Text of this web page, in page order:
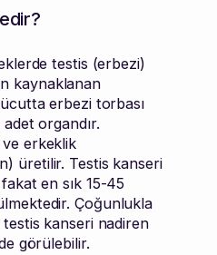
testis (erbezi)
kaynaklanan
erbezi torbası
organdır.
erkeklik
üretilir. Testis kanseri
en sık 15-45
Çoğunlukla
kanseri nadiren
görülebilir.